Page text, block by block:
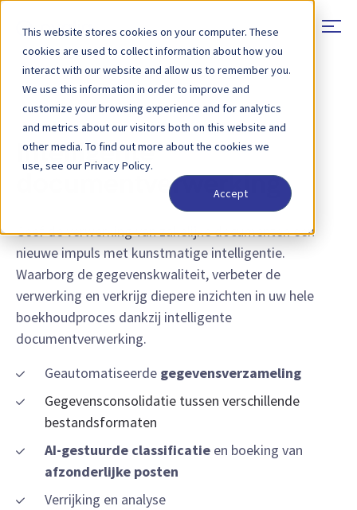
This website stores cookies on your computer. These
cookies are used to collect information about how you
interact with our website and allow us to remember you.
We use this information in order to improve and
customize your browsing experience and for analytics
and metrics about our visitors both on this website and
other media. To find out more about the cookies we
use, see our Privacy Policy.
Accept
TRANSACTIEGEGEVENS EXTRAHEREN, VERWERKEN EN
VERRIJKEN
Intelligente
documentverwerking
Geef de verwerking van zakelijke documenten een
nieuwe impuls met kunstmatige intelligentie.
Waarborg de gegevenskwaliteit, verbeter de
verwerking en verkrijg diepere inzichten in uw hele
boekhoudproces dankzij intelligente
documentverwerking.
Geautomatiseerde gegevensverzameling
Gegevensconsolidatie tussen verschillende
bestandsformaten
AI-gestuurde classificatie en boeking van
afzonderlijke posten
Verrijking en analyse